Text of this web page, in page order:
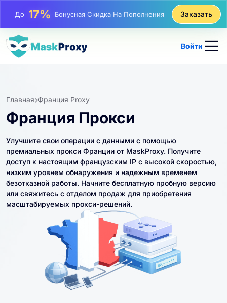
До25%Скидка На Статические Покупки IP
До81%
Заказать
Войти
Главная Франция Proxy
Франция Прокси
Улучшите свои операции с данными с помощью
премиальных прокси Франции от MaskProxy. Получите
доступ к настоящим французским IP с высокой скоростью,
низким уровнем обнаружения и надежным временем
безотказной работы. Начните бесплатную пробную версию
или свяжитесь с отделом продаж для приобретения
масштабируемых прокси-решений.